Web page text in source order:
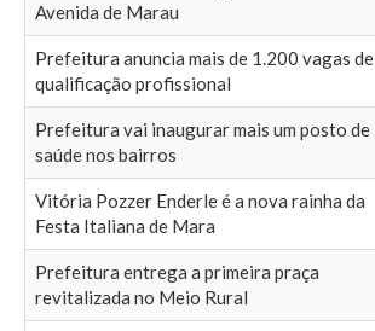
Avenida de Marau
Prefeitura anuncia mais de 1.200 vagas de
qualificação profissional
Prefeitura vai inaugurar mais um posto de
saúde nos bairros
Vitória Pozzer Enderle é a nova rainha da
Festa Italiana de Mara
Prefeitura entrega a primeira praça
revitalizada no Meio Rural